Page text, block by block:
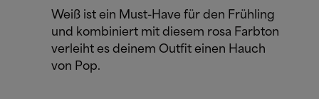
Weiß ist ein Must-Have für den Frühling
und kombiniert mit diesem rosa Farbton
verleiht es deinem Outfit einen Hauch
von Pop.